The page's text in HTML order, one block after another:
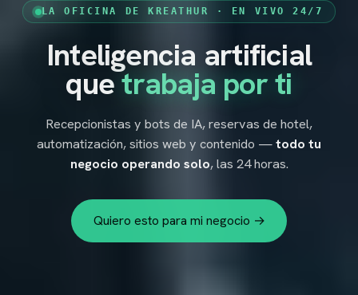
LA OFICINA DE KREATHUR · EN VIVO 24/7
Inteligencia artificial
quetrabaja por ti
Recepcionistas y bots de IA, reservas de hotel,
automatización, sitios web y contenido —todo tu
negocio operando solo, las 24 horas.
Quiero esto para mi negocio →
KREATHUR ES▾